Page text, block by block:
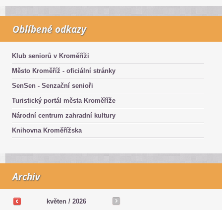
Oblíbené odkazy
Klub seniorů v Kroměříži
Město Kroměříž - oficiální stránky
SenSen - Senzační senioři
Turistický portál města Kroměříže
Národní centrum zahradní kultury
Knihovna Kroměřížska
Archiv
květen / 2026